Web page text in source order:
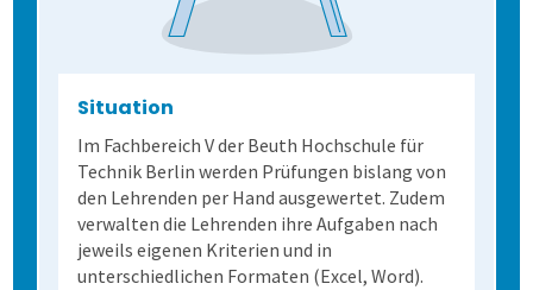
Situation
Im Fachbereich V der Beuth Hochschule für
Technik Berlin werden Prüfungen bislang von
den Lehrenden per Hand ausgewertet. Zudem
verwalten die Lehrenden ihre Aufgaben nach
jeweils eigenen Kriterien und in
unterschiedlichen Formaten (Excel, Word).